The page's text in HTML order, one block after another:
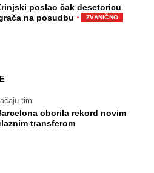
poslao čak desetoricu
na posudbu · ZVANIČNO
tim
oborila rekord novim
transferom